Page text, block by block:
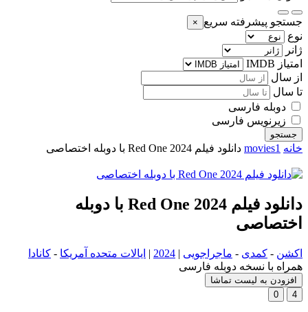
جستجو پیشرفته سریع ×
نوع
ژانر
امتیاز IMDB
از سال
تا سال
دوبله فارسی
زیرنویس فارسی
جستجو
خانه movies1 دانلود فیلم Red One 2024 با دوبله اختصاصی
دانلود فیلم Red One 2024 با دوبله
اختصاصی
اکشن - کمدی - ماجراجویی |
2024
| ایالات متحده آمریکا - کانادا
همراه با نسخه دوبله فارسی
افزودن به لیست تماشا
4
0